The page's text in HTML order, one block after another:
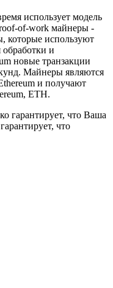
использует модель
of-work майнеры -
которые используют
и
новые транзакции
Майнеры являются
и получают
ETH.
гарантирует, что Ваша
что